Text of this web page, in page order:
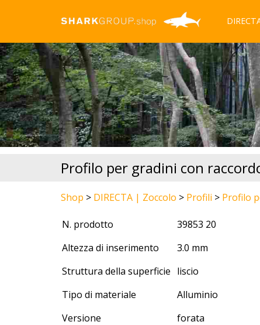
Profilo per gradini con
Shop > DIRECTA | Zoccolo > Profili > Profilo
N. prodotto
39853 20
Altezza di inserimento
3.0 mm
Struttura della superficie liscio
Tipo di materiale
Alluminio
Versione
forata